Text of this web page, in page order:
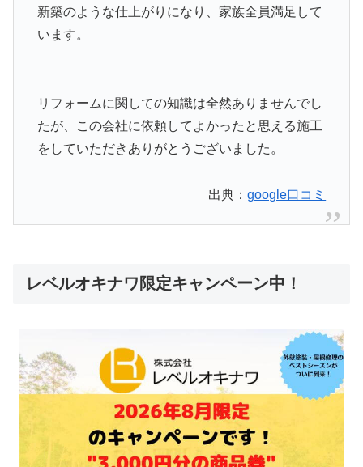
新築のような仕上がりになり、家族全員満足して
います。
リフォームに関しての知識は全然ありませんでし
たが、この会社に依頼してよかったと思える施工
をしていただきありがとうございました。
出典：google口コミ
レベルオキナワ限定キャンペーン中！